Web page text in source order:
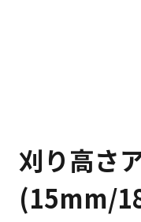
刈り高さ
(15mm/